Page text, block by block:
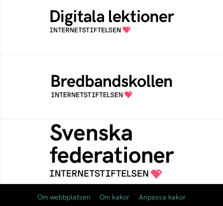
Öppen digital lärresurs med färdiga lektioner
för alla stadier i grundskolan
Bredbandskollen är ett oberoende
konsumentverktyg som drivs av
Internetstiftelsen
Svenska federationer
Grunden för medlemskap i en sektors- eller
kontextspecifik federation
Om webbplatsen Om kakor Anpassa kakor